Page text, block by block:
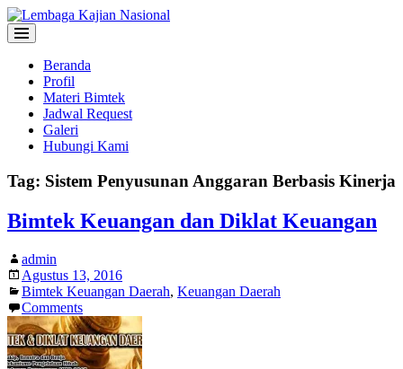
Beranda
Profil
Materi Bimtek
Jadwal Request
Galeri
Hubungi Kami
Tag: Sistem Penyusunan Anggaran Berbasis Kinerja
Bimtek Keuangan dan Diklat Keuangan
admin
Agustus 13, 2016
Bimtek Keuangan Daerah, Keuangan Daerah
Comments